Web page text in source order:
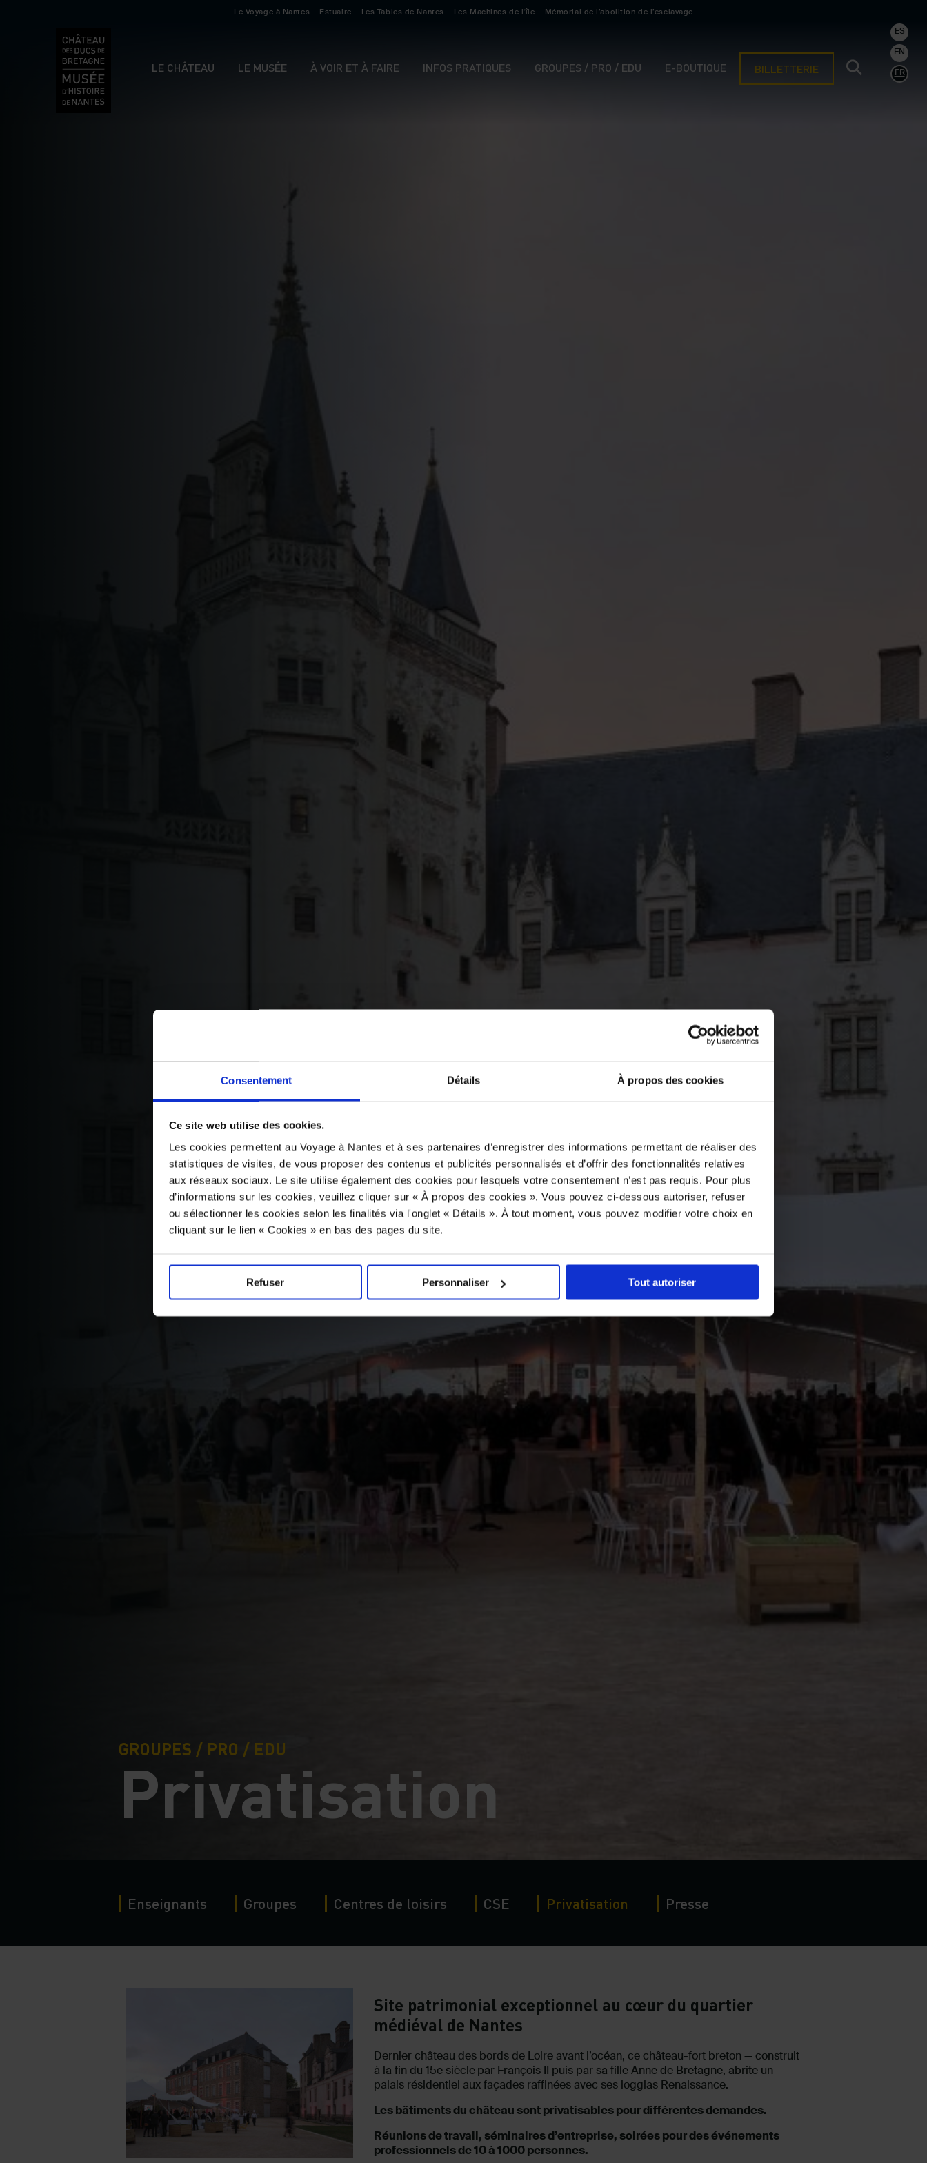
Consentement Détails À propos des cookies
Ce site web utilise des cookies.
Les cookies permettent au Voyage à Nantes et à ses partenaires d’enregistrer des informations permettant de réaliser des
statistiques de visites, de vous proposer des contenus et publicités personnalisés et d’offrir des fonctionnalités relatives
aux réseaux sociaux. Le site utilise également des cookies pour lesquels votre consentement n’est pas requis. Pour plus
d’informations sur les cookies, veuillez cliquer sur « À propos des cookies ». Vous pouvez ci-dessous autoriser, refuser
ou sélectionner les cookies selon les finalités via l'onglet « Détails ». À tout moment, vous pouvez modifier votre choix en
cliquant sur le lien « Cookies » en bas des pages du site.
Refuser Personnaliser Tout autoriser
Le Voyage à Nantes Estuaire Les Tables de Nantes Les Machines de l'île Mémorial de l’abolition de l’esclavage
LE CHÂTEAU LE MUSÉE À VOIR ET À FAIRE INFOS PRATIQUES GROUPES / PRO / EDU E-BOUTIQUE BILLETTERIE
ES
EN
FR
GROUPES / PRO / EDU
Privatisation
Enseignants Groupes Centres de loisirs CSE Privatisation Presse
Site patrimonial exceptionnel au cœur du quartier
médiéval de Nantes
Dernier château des bords de Loire avant l’océan, ce château-fort breton — construit
à la fin du 15e sièclepar François II puis par sa fille Anne de Bretagne, abrite un
palais résidentiel aux façades raffinées avec ses loggias Renaissance.
Les bâtiments du château sont privatisables pour différentes demandes.
Réunions de travail, séminaires d’entreprise, soirées pour des événements
professionnels de 10 à 1000 personnes.